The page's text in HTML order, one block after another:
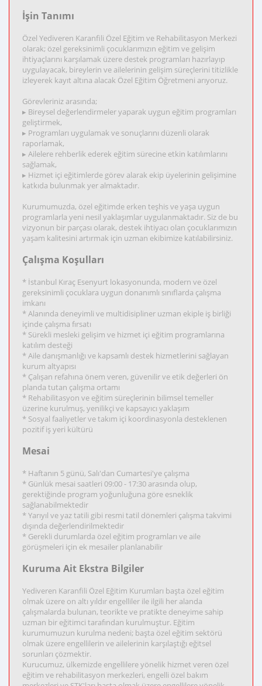
İşin Tanımı
Özel Yediveren Karanfili Özel Eğitim ve Rehabilitasyon Merkezi
olarak; özel gereksinimli çocuklarımızın eğitim ve gelişim
ihtiyaçlarını karşılamak üzere destek programları hazırlayıp
uygulayacak, bireylerin ve ailelerinin gelişim süreçlerini titizlikle
izleyerek kayıt altına alacak Özel Eğitim Öğretmeni arıyoruz.
Görevleriniz arasında;
▸ Bireysel değerlendirmeler yaparak uygun eğitim programları
geliştirmek,
▸ Programları uygulamak ve sonuçlarını düzenli olarak
raporlamak,
▸ Ailelere rehberlik ederek eğitim sürecine etkin katılımlarını
sağlamak,
▸ Hizmet içi eğitimlerde görev alarak ekip üyelerinin gelişimine
katkıda bulunmak yer almaktadır.
Kurumumuzda, özel eğitimde erken teşhis ve yaşa uygun
programlarla yeni nesil yaklaşımlar uygulanmaktadır. Siz de bu
vizyonun bir parçası olarak, destek ihtiyacı olan çocuklarımızın
yaşam kalitesini artırmak için uzman ekibimize katılabilirsiniz.
Çalışma Koşulları
* İstanbul Kıraç Esenyurt lokasyonunda, modern ve özel
gereksinimli çocuklara uygun donanımlı sınıflarda çalışma
imkanı
* Alanında deneyimli ve multidisipliner uzman ekiple iş birliği
içinde çalışma fırsatı
* Sürekli mesleki gelişim ve hizmet içi eğitim programlarına
katılım desteği
* Aile danışmanlığı ve kapsamlı destek hizmetlerini sağlayan
kurum altyapısı
* Çalışan refahına önem veren, güvenilir ve etik değerleri ön
planda tutan çalışma ortamı
* Rehabilitasyon ve eğitim süreçlerinin bilimsel temeller
üzerine kurulmuş, yenilikçi ve kapsayıcı yaklaşım
* Sosyal faaliyetler ve takım içi koordinasyonla desteklenen
pozitif iş yeri kültürü
Mesai
* Haftanın 5 günü, Salı'dan Cumartesi'ye çalışma
* Günlük mesai saatleri 09:00 - 17:30 arasında olup,
gerektiğinde program yoğunluğuna göre esneklik
sağlanabilmektedir
* Yarıyıl ve yaz tatili gibi resmi tatil dönemleri çalışma takvimi
dışında değerlendirilmektedir
* Gerekli durumlarda özel eğitim programları ve aile
görüşmeleri için ek mesailer planlanabilir
Kuruma Ait Ekstra Bilgiler
Yediveren Karanfili Özel Eğitim Kurumları başta özel eğitim
olmak üzere on altı yıldır engelliler ile ilgili her alanda
çalışmalarda bulunan, teorikte ve pratikte deneyime sahip
uzman bir eğitimci tarafından kurulmuştur. Eğitim
kurumumuzun kurulma nedeni; başta özel eğitim sektörü
olmak üzere engellilerin ve ailelerinin karşılaştığı eğitsel
sorunları çözmektir.
Kurucumuz, ülkemizde engellilere yönelik hizmet veren özel
eğitim ve rehabilitasyon merkezleri, engelli özel bakım